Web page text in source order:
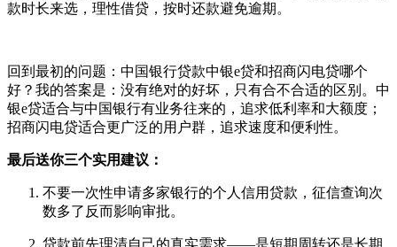
款时长来选，理性借贷，按时还款避免逾期。
回到最初的问题：中国银行贷款中银e贷和招商闪电贷哪个
好？我的答案是：没有绝对的好坏，只有合不合适的区别。中
银e贷适合与中国银行有业务往来的，追求低利率和大额度；
招商闪电贷适合更广泛的用户群，追求速度和便利性。
最后送你三个实用建议：
不要一次性申请多家银行的个人信用贷款，征信查询次
数多了反而影响审批。
贷款前先理清自己的真实需求——是短期周转还是长期